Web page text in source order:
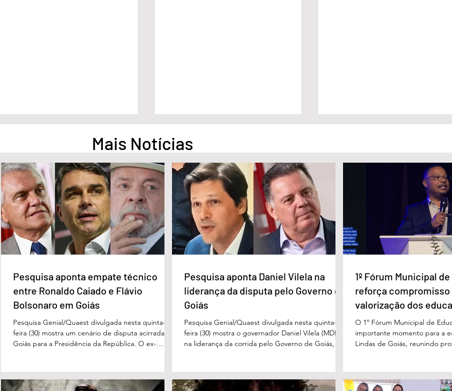
Pesquisa aponta empate
técnico entre Ronaldo Caiado
e Flávio Bolsonaro em Goiás
Pesquisa aponta Daniel Vilela
na liderança da disputa pelo
Governo de Goiás
Marido é condenado a 30 anos
por matar esposa doente a
facada em GO
Mais Notícias
Pesquisa aponta empate técnico
entre Ronaldo Caiado e Flávio
Bolsonaro em Goiás
Pesquisa Genial/Quaest divulgada nesta quinta-
feira (30) mostra um cenário de disputa acirrada em
Goiás para a Presidência da República. O ex-
27%. Considerando a margem de erro de três
Pesquisa aponta Daniel Vilela na
liderança da disputa pelo Governo de
Goiás
Pesquisa Genial/Quaest divulgada nesta quinta-
feira (30) mostra o governador Daniel Vilela (MDB)
na liderança da corrida pelo Governo de Goiás,
turno, Daniel Vilela aparece com 37% das intenções
1º Fórum Municipal
reforça compromisso
valorização dos
Águas Lindas
O 1º Fórum Municipal de
importante momento para a
Lindas de Goiás, reunindo
um papel fundamental na